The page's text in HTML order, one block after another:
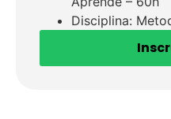
Disciplina: